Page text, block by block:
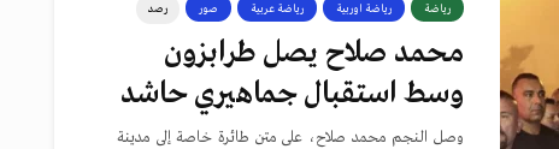
رياضة رياضة اوربية رياضة عربية صور رصد
محمد صلاح يصل طرابزون
وسط استقبال جماهيري حاشد
وصل النجم محمد صلاح، على متن طائرة خاصة إلى مدينة